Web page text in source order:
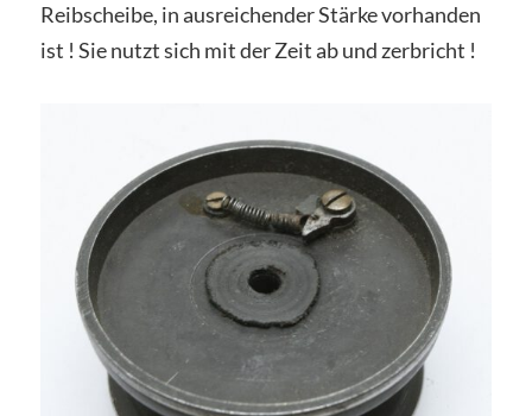
Reibscheibe, in ausreichender Stärke vorhanden
ist ! Sie nutzt sich mit der Zeit ab und zerbricht !